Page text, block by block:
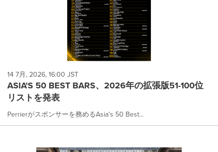
14 7月, 2026, 16:00 JST
ASIA'S 50 BEST BARS、2026年の拡張版51-100位
リストを発表
Perrierがスポンサーを務めるAsia's 50 Best...